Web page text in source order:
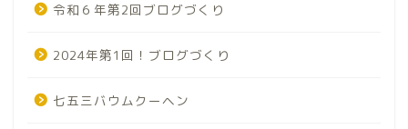
令和６年第2回ブログづくり
2024年第1回！ブログづくり
七五三バウムクーヘン